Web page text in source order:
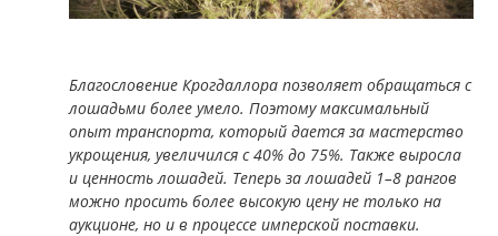
Благословение Крогдаллора позволяет обращаться с
лошадьми более умело. Поэтому максимальный
опыт транспорта, который дается за мастерство
укрощения, увеличился с 40% до 75%. Также выросла
и ценность лошадей. Теперь за лошадей 1–8 рангов
можно просить более высокую цену не только на
аукционе, но и в процессе имперской поставки.